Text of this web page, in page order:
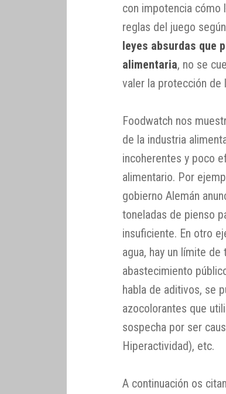
con impotencia cómo
reglas del juego
leyes absurdas que
alimentaria, no se
valer la protección de
Foodwatch nos
de la industria
incoherentes y poco
alimentario. Por
gobierno Alemán
toneladas de pienso
insuficiente. En otro
agua, hay un límite
abastecimiento
habla de aditivos, se
azocolorantes que
sospecha por ser
Hiperactividad), etc.
A continuación os